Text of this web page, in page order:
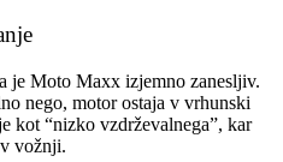
je Moto Maxx izjemno zanesljiv.
nego, motor ostaja v vrhunski
kot “nizko vzdrževalnega”, kar
vožnji.